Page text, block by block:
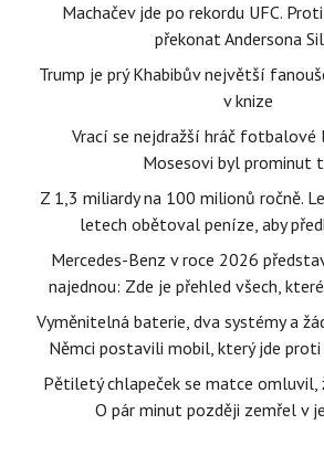
Machačev jde po rekordu UFC.
překonat Andersona
Trump je prý Khabibův největší
v knize
Vrací se nejdražší hráč fotbalové
Mosesovi byl prominut
Z 1,3 miliardy na 100 milionů ročně.
letech obětoval peníze, aby
Mercedes-Benz v roce 2026
najednou: Zde je přehled všech,
Vyměnitelná baterie, dva systémy a
Němci postavili mobil, který jde
Pětiletý chlapeček se matce
O pár minut později zemřel v